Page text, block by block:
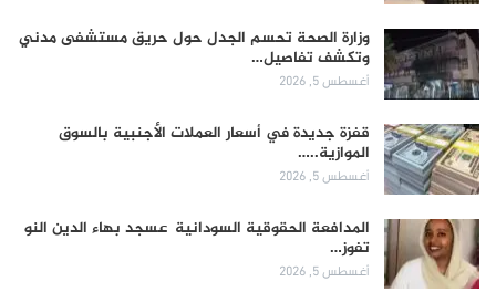
وزارة الصحة تحسم الجدل حول حريق مستشفى مدني
وتكشف تفاصيل…
أغسطس 5, 2026
قفزة جديدة في أسعار العملات الأجنبية بالسوق
الموازية..…
أغسطس 5, 2026
المدافعة الحقوقية السودانية عسجد بهاء الدين النو
تفوز…
أغسطس 5, 2026